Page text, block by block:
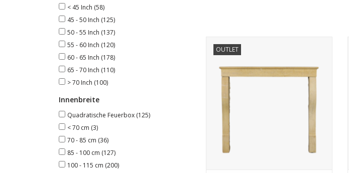
< 45 Inch (58)
45 - 50 Inch (125)
50 - 55 Inch (137)
55 - 60 Inch (120)
60 - 65 Inch (178)
65 - 70 Inch (110)
> 70 Inch (100)
Innenbreite
Quadratische Feuerbox (125)
< 70 cm (3)
70 - 85 cm (36)
85 - 100 cm (127)
100 - 115 cm (200)
OUTLET
ZUM WARENKORB HINZUFÜGEN